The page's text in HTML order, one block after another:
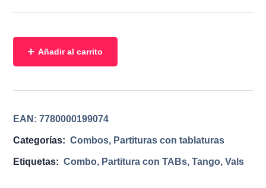
EAN:7780000199074
Categorías: Combos, Partituras con tablaturas
Etiquetas: Combo, Partitura con TABs,Tango,Vals
Añadir al carrito